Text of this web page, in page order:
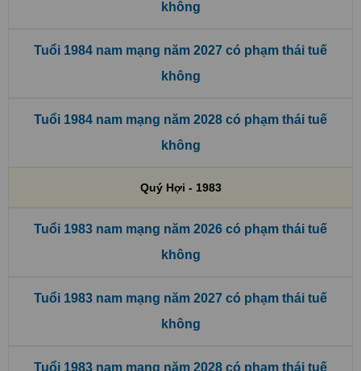
không
Tuổi 1984 nam mạng năm 2027 có phạm thái tuế
không
Tuổi 1984 nam mạng năm 2028 có phạm thái tuế
không
Quý Hợi - 1983
Tuổi 1983 nam mạng năm 2026 có phạm thái tuế
không
Tuổi 1983 nam mạng năm 2027 có phạm thái tuế
không
Tuổi 1983 nam mạng năm 2028 có phạm thái tuế